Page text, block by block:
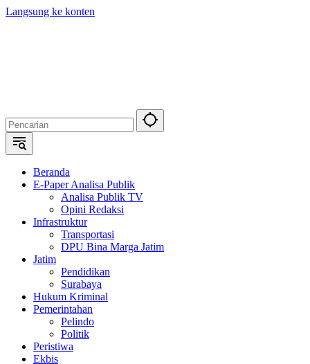
Langsung ke konten
Beranda
E-Paper Analisa Publik
Analisa Publik TV
Opini Redaksi
Infrastruktur
Transportasi
DPU Bina Marga Jatim
Jatim
Pendidikan
Surabaya
Hukum Kriminal
Pemerintahan
Pelindo
Politik
Peristiwa
Ekbis